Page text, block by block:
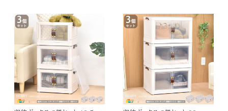
すめ おしゃれ 北欧 スタイリッシ
ュ キャスター付き収納ボックス
積み重ね可能 スタックボックス
省スペース収納
め おしゃれ 北欧 スタイリッシュ
キャスター付き収納ボックス 積
み重ね可能 省スペース収納 ス
タックボックス 収納